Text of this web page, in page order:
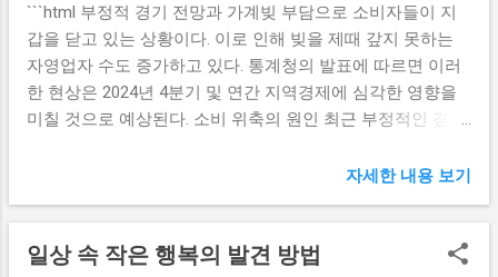
작용했음을 보여줍니다. 이복현 원장은 이러한 문제를 해결
하기 위해서는 일단 금융기관 내에서 방지 대책을 마련하고,
지속적인 감사를 통해 문제를 예방해야 한다고 주장했습니
다. 그는 더불어, 금융기관이 고객의 이익을 최...
를 알게 될 수 있는 기회를 제공하였습니다. 특히, 첫 만남에
대한 긴장감을 덜어주기 위해 설계된 다양한 게임과 팀 빌딩
활동이 활동적으로 진행되었습니다. 이러한 프로그램을 통해
참석자들은 즐거운 시간을 보낼 수 있었으며, 결과적으로 22
쌍의 커플이 만들어졌습니다. 서울시와 한화손보의 협력적인
양한 프로그램을 나누도록 노력할 것입니다. 이들은 앞으로
의 행사에서도 더욱 많은 미혼남녀들에게 기회를 제공할 계
있습니다. 미혼남녀 만남 행사의 의미와 중요성 이번 미혼남
```html 부정적 경기 전망과 가계빚 부담으로 소비자들이 지
갑을 닫고 있는 상황이다. 이로 인해 빚을 제때 갚지 못하는
자영업자 수도 증가하고 있다. 통계청의 발표에 따르면 이러
한 현상은 2024년 4분기 및 연간 지역경제에 심각한 영향을
미칠 것으로 예상된다. 소비 위축의 원인 최근 부정적인 경기
다. 소비자들은 경제가 불안정하다는 인식을 갖게 되면서 자
게 된다. 가계의 빚 부담이 늘어나면서 소비 여력도 한층 줄어
들고 있는 상황이다. 은행대출과 카드 이용이 증가한 상황 속
자세한 내용 보기
일상 속 작은 행복의 발견 방법